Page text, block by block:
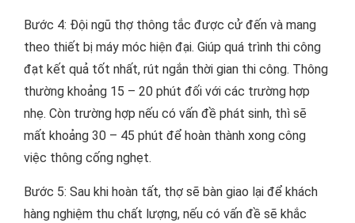
Bước 4: Đội ngũ thợ thông tắc được cử đến và mang
theo thiết bị máy móc hiện đại. Giúp quá trình thi công
đạt kết quả tốt nhất, rút ngắn thời gian thi công. Thông
thường khoảng 15 – 20 phút đối với các trường hợp
nhẹ. Còn trường hợp nếu có vấn đề phát sinh, thì sẽ
mất khoảng 30 – 45 phút để hoàn thành xong công
việc thông cống nghẹt.
Bước 5: Sau khi hoàn tất, thợ sẽ bàn giao lại để khách
hàng nghiệm thu chất lượng, nếu có vấn đề sẽ khắc